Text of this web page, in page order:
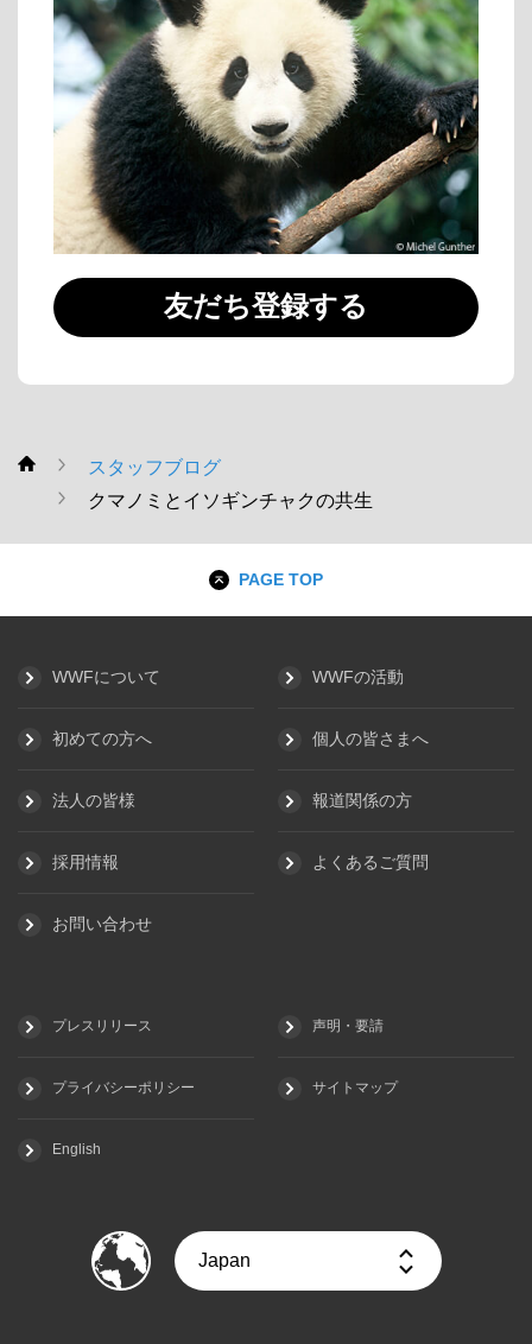
友だち登録する
WWF
スタッフブログ
クマノミとイソギンチャクの共生
PAGE TOP
WWFについて WWFの活動
初めての方へ 個人の皆さまへ
法人の皆様 報道関係の方
採用情報 よくあるご質問
お問い合わせ
プレスリリース 声明・要請
プライバシーポリシー サイトマップ
English